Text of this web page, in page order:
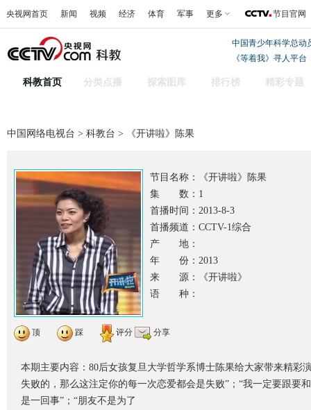
央视网首页 新闻 视频 经济 体育 军事 更多 节目官网
中国青少年科学总动
《等着我》寻人平台
科教首页 分类点播 探索图库 排行榜 精彩专题
中国网络电视台 > 科教台 > 《开讲啦》陈果
节目名称：
《开讲啦》陈果
集 数：1
首播时间：2013-8-3
首播频道：CCTV-1综合
产 地：
年 份：2013
来 源：《开讲啦》
语 种：
顶 踩 评分 分享
本期主要内容：80后女孩复旦大学哲学系博士陈果给大家带来精彩
失败的，那么这注定你的每一次恋爱都会是失败”；“我一定要跟要
是一回事”；“朋友不是为了